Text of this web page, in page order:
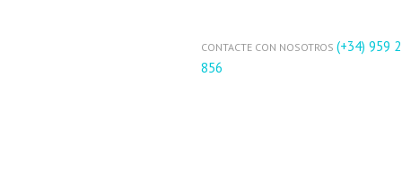
CONTACTE CON NOSOTROS (+34) 959
856